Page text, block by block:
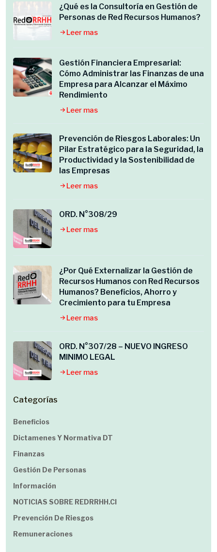
¿Qué es la Consultoría en Gestión de
Personas de Red Recursos Humanos?
Leer mas
Gestión Financiera Empresarial:
Cómo Administrar las Finanzas de una
Empresa para Alcanzar el Máximo
Rendimiento
Leer mas
Prevención de Riesgos Laborales: Un
Pilar Estratégico para la Seguridad, la
Productividad y la Sostenibilidad de
las Empresas
Leer mas
ORD. N°308/29
Leer mas
¿Por Qué Externalizar la Gestión de
Recursos Humanos con Red Recursos
Humanos? Beneficios, Ahorro y
Crecimiento para tu Empresa
Leer mas
ORD. N°307/28 – NUEVO INGRESO
MINIMO LEGAL
Leer mas
Categorías
Beneficios
Dictamenes Y Normativa DT
Finanzas
Gestión De Personas
Información
NOTICIAS SOBRE REDRRHH.cl
Prevención De Riesgos
Remuneraciones